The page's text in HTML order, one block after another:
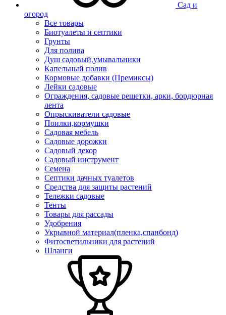
Сад и
огород
Все товары
Биотуалеты и септики
Грунты
Для полива
Душ садовый,умывальники
Капельный полив
Кормовые добавки (Премиксы)
Лейки садовые
Ограждения, садовые решетки, арки, бордюрная
лента
Опрыскиватели садовые
Поилки,кормушки
Садовая мебель
Садовые дорожки
Садовый декор
Садовый инструмент
Семена
Септики дачных туалетов
Средства для защиты растений
Тележки садовые
Тенты
Товары для рассады
Удобрения
Укрывной материал(пленка,спанбонд)
Фитосветильники для растений
Шланги